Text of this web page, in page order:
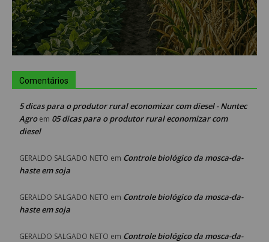
Comentários
5 dicas para o produtor rural economizar com diesel - Nuntec
Agroem 05 dicas para o produtor rural economizar com
diesel
GERALDO SALGADO NETO em Controle biológico da mosca-da-
haste em soja
GERALDO SALGADO NETO em Controle biológico da mosca-da-
haste em soja
GERALDO SALGADO NETO em Controle biológico da mosca-da-